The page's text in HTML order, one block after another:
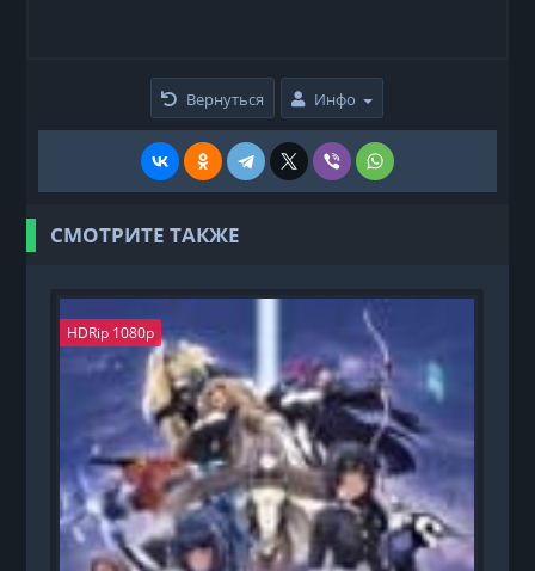
Вернуться Инфо
СМОТРИТЕ ТАКЖЕ
HDRip 1080p